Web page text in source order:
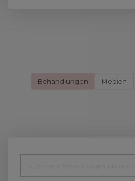
Behandlungen Medien